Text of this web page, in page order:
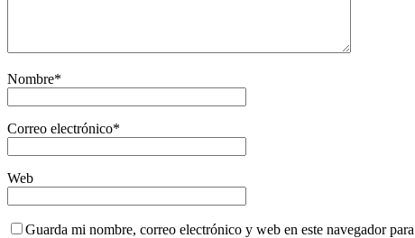
Nombre*
Correo electrónico*
Web
Guarda mi nombre, correo electrónico y web en este navegador